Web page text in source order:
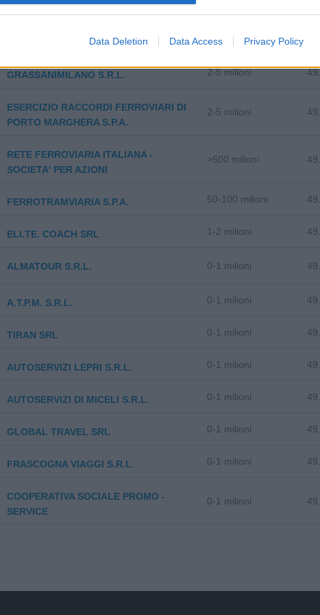
Data Deletion Data Access Privacy Policy
JOST ITALIA SRL A SOCIO UNICO 5-10 milioni
GRASSANIMILANO S.R.L. 2-5 milioni
ESERCIZIO RACCORDI FERROVIARI DI
PORTO MARGHERA S.P.A.
2-5 milioni
RETE FERROVIARIA ITALIANA -
SOCIETA' PER AZIONI
>500 milioni
FERROTRAMVIARIA S.P.A. 50-100 milioni
ELI.TE. COACH SRL 1-2 milioni
ALMATOUR S.R.L. 0-1 milioni
A.T.P.M. S.R.L. 0-1 milioni
TIRAN SRL 0-1 milioni
AUTOSERVIZI LEPRI S.R.L. 0-1 milioni
AUTOSERVIZI DI MICELI S.R.L. 0-1 milioni
GLOBAL TRAVEL SRL 0-1 milioni
FRASCOGNA VIAGGI S.R.L. 0-1 milioni
COOPERATIVA SOCIALE PROMO -
SERVICE
0-1 milioni